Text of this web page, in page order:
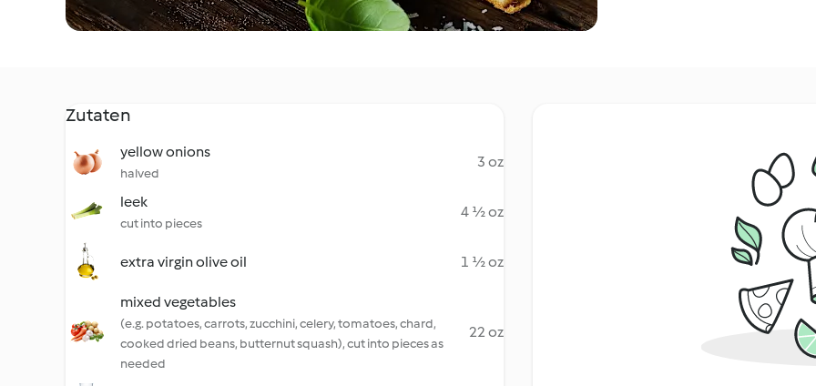
Zutaten
yellow onions
halved
3 oz
leek
cut into pieces
4 ½ oz
extra virgin olive oil 1 ½ oz
mixed vegetables
(e.g. potatoes, carrots, zucchini, celery, tomatoes, chard,
cooked dried beans, butternut squash), cut into pieces as
needed
22 oz